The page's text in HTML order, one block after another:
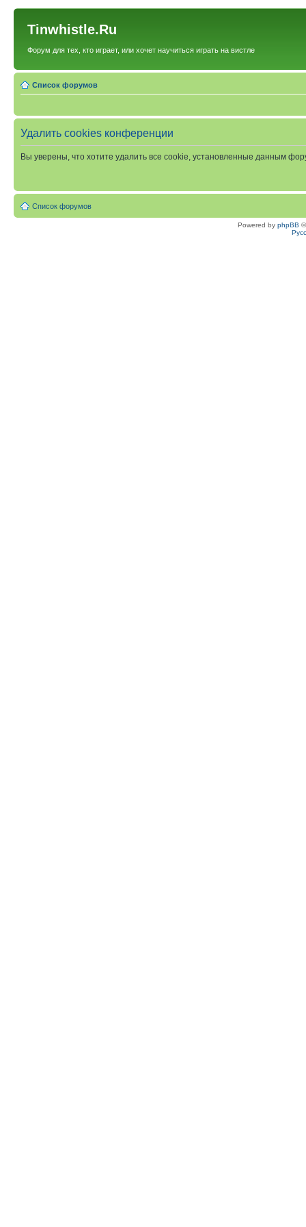
Tinwhistle.Ru
Форум для тех, кто играет, или хочет научиться играть на вистле
Список форумов
Удалить cookies конференции
Вы уверены, что хотите удалить все cookie, установленные данным
Список форумов
Powered by phpBB